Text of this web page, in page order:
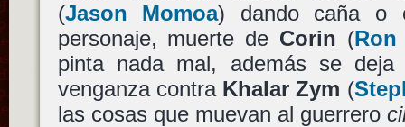
(Jason Momoa) dando caña o
personaje, muerte de Corin (Ron
pinta nada mal, además se
venganza contra Khalar Zym (
las cosas que muevan al guerrero